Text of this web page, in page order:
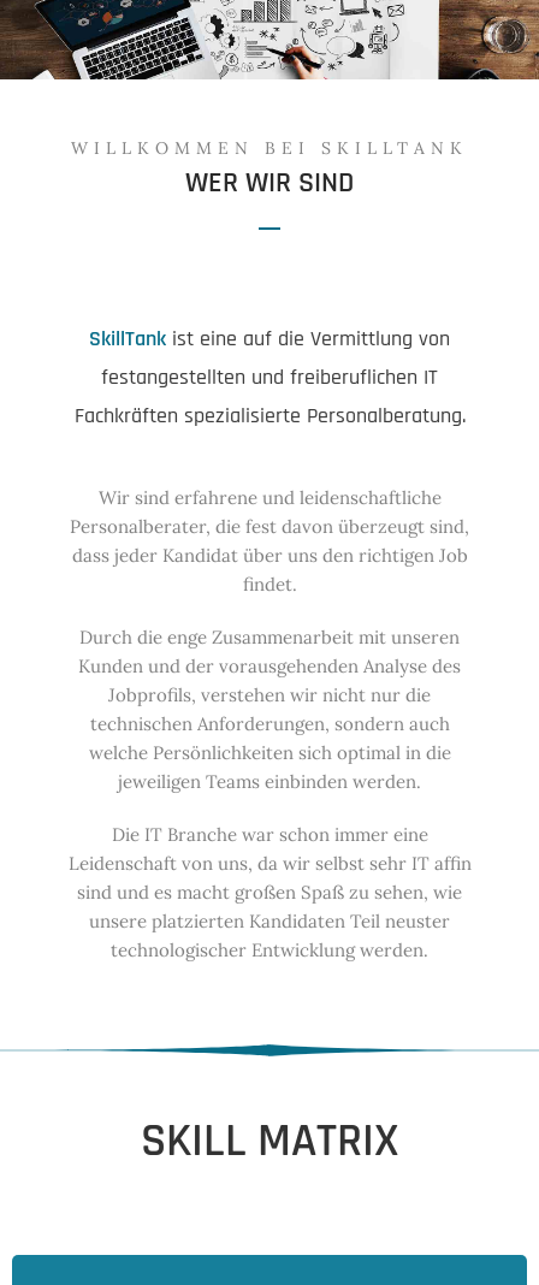
WILLKOMMEN BEI SKILLTANK
WER WIR SIND
SkillTank ist eine auf die Vermittlung von
festangestellten und freiberuflichen IT
Fachkräften spezialisierte Personalberatung.
Wir sind erfahrene und leidenschaftliche
Personalberater, die fest davon überzeugt sind,
dass jeder Kandidat über uns den richtigen Job
findet.
Durch die enge Zusammenarbeit mit unseren
Kunden und der vorausgehenden Analyse des
Jobprofils, verstehen wir nicht nur die
technischen Anforderungen, sondern auch
welche Persönlichkeiten sich optimal in die
jeweiligen Teams einbinden werden.
Die IT Branche war schon immer eine
Leidenschaft von uns, da wir selbst sehr IT affin
sind und es macht großen Spaß zu sehen, wie
unsere platzierten Kandidaten Teil neuster
technologischer Entwicklung werden.
SKILL MATRIX